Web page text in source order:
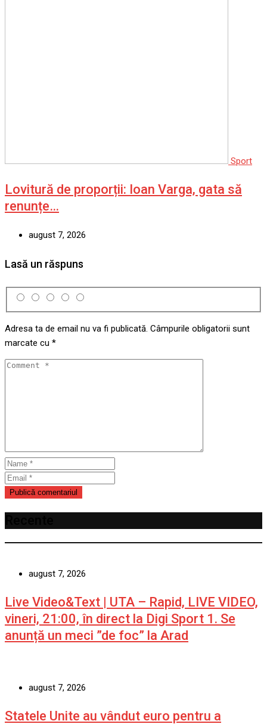
Sport
Lovitură de proporții: Ioan Varga, gata să
renunțe…
august 7, 2026
Lasă un răspuns
Adresa ta de email nu va fi publicată. Câmpurile obligatorii sunt
marcate cu *
august 7, 2026
Live Video&Text | UTA – Rapid, LIVE VIDEO,
vineri, 21:00, în direct la Digi Sport 1. Se
anunță un meci ”de foc” la Arad
august 7, 2026
Statele Unite au vândut euro pentru a